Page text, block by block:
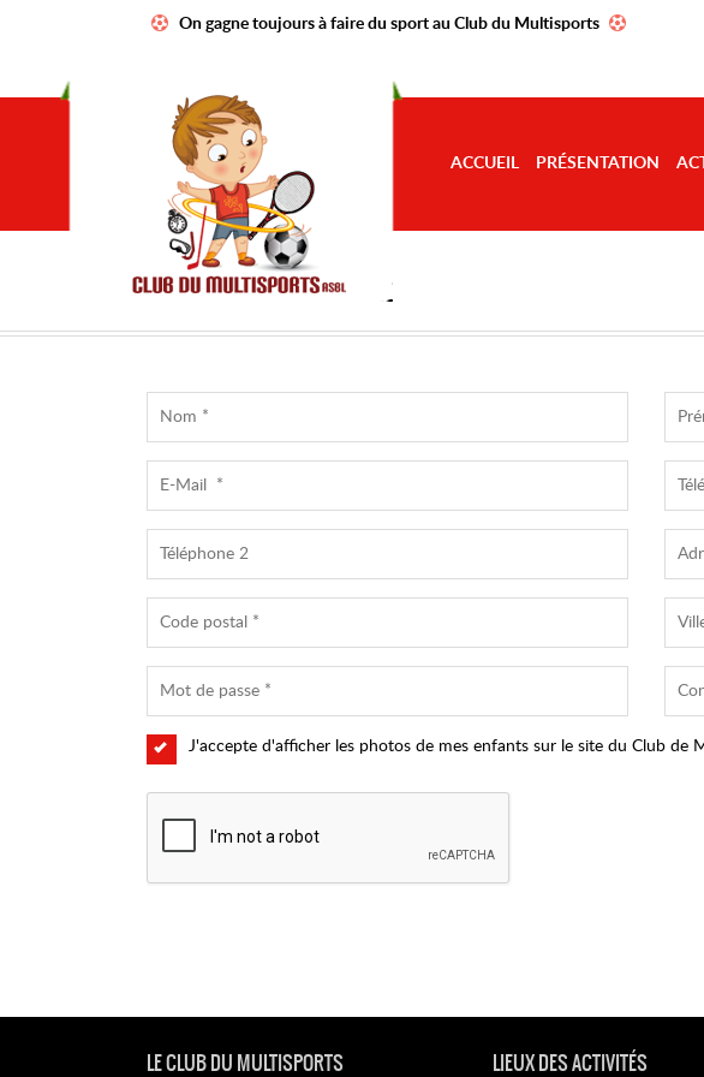
On gagne toujours à faire du sport au Club du Multisports
ACCUEIL PRÉSENTATION
CRÉER UN COMPTE
J'accepte d'afficher les photos de mes enfants sur le site du Club de
LE CLUB DU MULTISPORTS LIEUX DES ACTIVITÉS